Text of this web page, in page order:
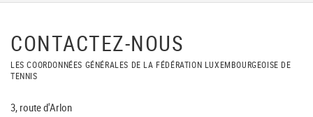
CONTACTEZ-NOUS
LES COORDONNÉES GÉNÉRALES DE LA FÉDÉRATION LUXEMBOURGEOISE DE
TENNIS
3, route d'Arlon